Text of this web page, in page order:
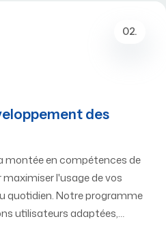
02.
des
montée en compétences de
l'usage de vos
quotidien. Notre programme
utilisateurs adaptées,…